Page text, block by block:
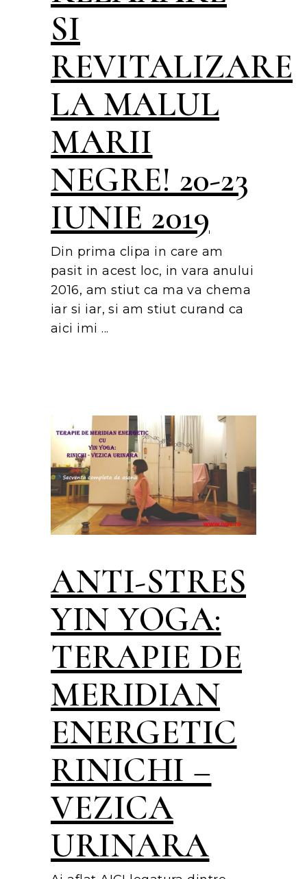
SI
REVITALIZARE
LA MALUL
MARII
NEGRE! 20-23
IUNIE 2019
Din prima clipa in care am
pasit in acest loc, in vara anului
2016, am stiut ca ma va chema
iar si iar, si am stiut curand ca
aici imi
ANTI-STRES
YIN YOGA:
TERAPIE DE
MERIDIAN
ENERGETIC
RINICHI –
VEZICA
URINARA